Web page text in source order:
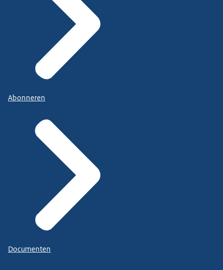
Abonneren
Documenten